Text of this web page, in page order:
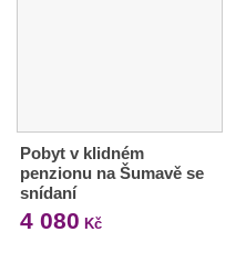
Pobyt v klidném
penzionu na Šumavě se
snídaní
4 080 Kč